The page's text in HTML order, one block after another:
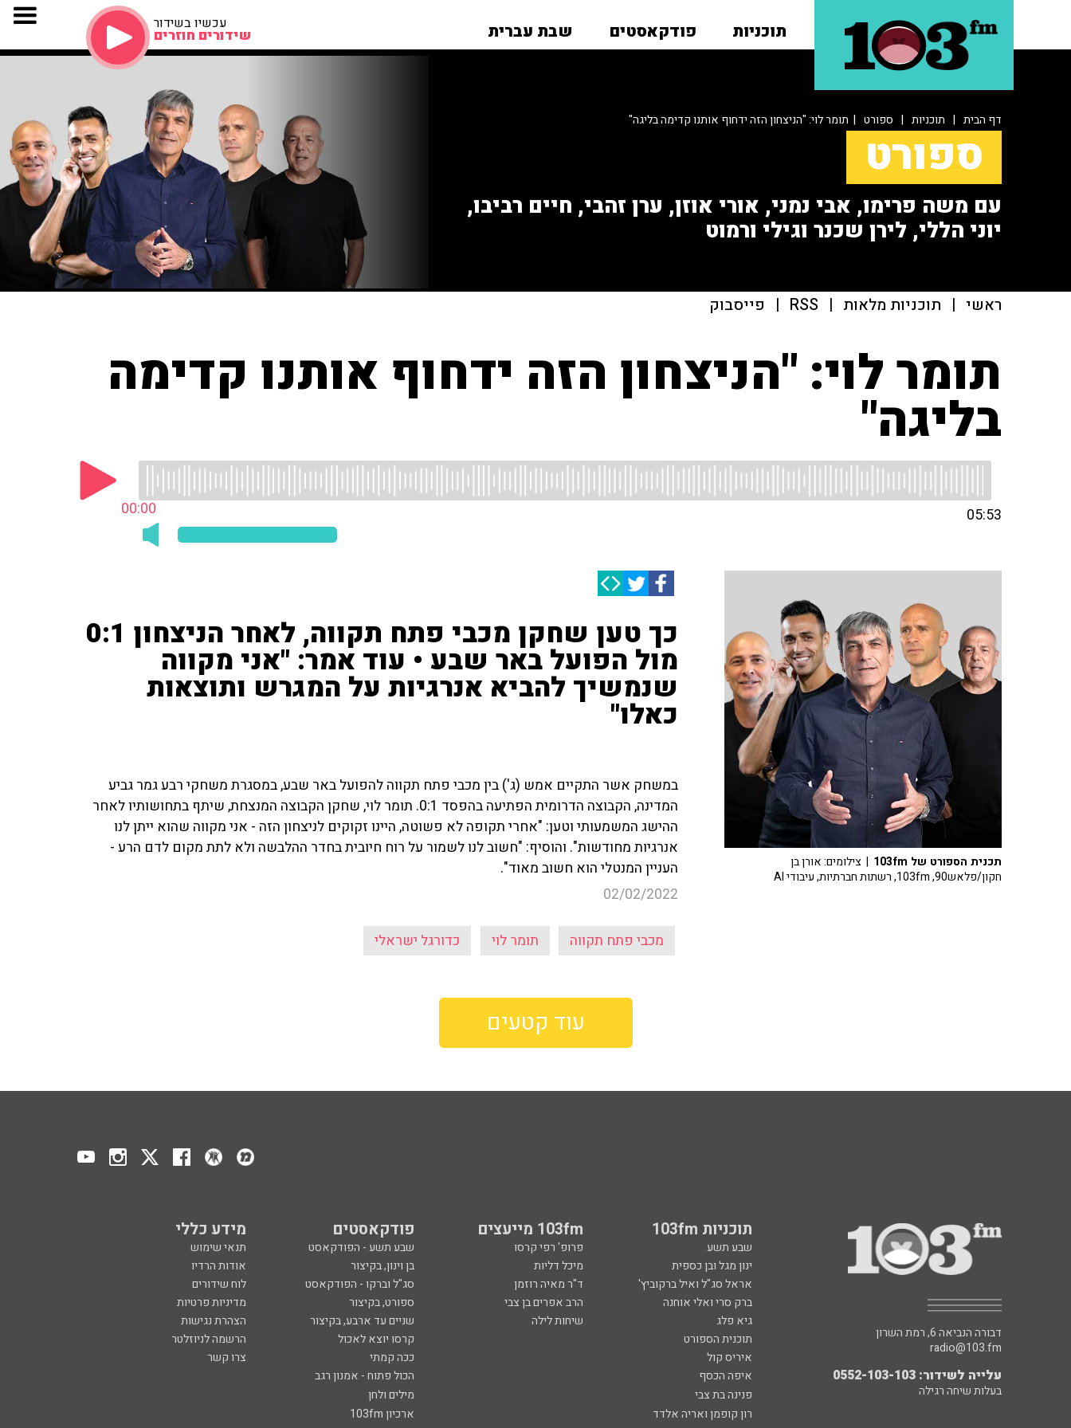
תוכניות פודקאסטים שבת עברית עכשיו בשידור
שידורים חוזרים
דף הבית | תוכניות | ספורט | תומר לוי: "הניצחון הזה ידחוף אותנו קדימה בליגה"
ספורט
עם משה פרימו, אבי נמני, אורי אוזן, ערן זהבי, חיים רביבו,
יוני הללי, לירן שכנר וגילי ורמוט
ראשי | תוכניות מלאות |
RSS
| פייסבוק
תומר לוי: "הניצחון הזה ידחוף אותנו קדימה
בליגה"
00:00 05:53
כך טען שחקן מכבי פתח תקווה, לאחר הניצחון 0:1
מול הפועל באר שבע • עוד אמר: "אני מקווה
שנמשיך להביא אנרגיות על המגרש ותוצאות
כאלו"
במשחק אשר התקיים אמש (ג') בין מכבי פתח תקווה להפועל באר שבע, במסגרת משחקי רבע גמר גביע
המדינה, הקבוצה הדרומית הפתיעה בהפסד 0:1. תומר לוי, שחקן הקבוצה המנצחת, שיתף בתחושותיו לאחר
ההישג המשמעותי וטען: "אחרי תקופה לא פשוטה, היינו זקוקים לניצחון הזה - אני מקווה שהוא ייתן לנו
אנרגיות מחודשות". והוסיף: "חשוב לנו לשמור על רוח חיובית בחדר ההלבשה ולא לתת מקום לדם הרע -
העניין המנטלי הוא חשוב מאוד".
02/02/2022
מכבי פתח תקווה תומר לוי כדורגל ישראלי
תכנית הספורט של 103fm
| צילומים: אורן בן
חקון/פלאש90, 103fm, רשתות חברתיות, עיבודי AI
עוד קטעים
תוכניות 103fm 103fm מייעצים פודקאסטים מידע כללי
שבע תשע פרופ' רפי קרסו שבע תשע - הפודקאסט
תנאי שימוש
ינון מגל ובן כספית
מיכל דליות בן וינון, בקיצור
אודות הרדיו
אראל סג"ל ואיל ברקוביץ'
ד"ר מאיה רוזמן סג"ל וברקו - הפודקאסט
לוח שידורים
ברק סרי ואלי אוחנה
הרב אפרים בן צבי ספורט, בקיצור
מדיניות פרטיות
גיא פלג
שיחות לילה שניים עד ארבע, בקיצור
הצהרת נגישות
תוכנית הספורט
קרסו יוצא לאכול
הרשמה לניוזלטר
איריס קול
ככה קמתי
צרו קשר
איפה הכסף
הכול פתוח - אמנון רגב
פנינה בת צבי
מילים ולחן
רון קופמן ואריה אלדד
ארכיון 103fm
דבורה הנביאה 6, רמת השרון
radio@103.fm
עלייה לשידור: 0552-103-103
בעלות שיחה רגילה